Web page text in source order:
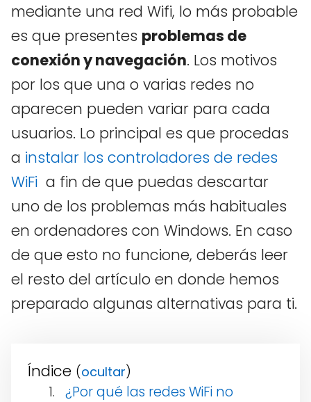
mediante una red Wifi, lo más probable
es que presentes problemas de
conexión y navegación. Los motivos
por los que una o varias redes no
aparecen pueden variar para cada
usuarios. Lo principal es que procedas
a instalar los controladores de redes
WiFi a fin de que puedas descartar
uno de los problemas más habituales
en ordenadores con Windows. En caso
de que esto no funcione, deberás leer
el resto del artículo en donde hemos
preparado algunas alternativas para ti.
Índice ( )
¿Por qué las redes WiFi no